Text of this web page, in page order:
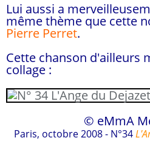
Lui aussi a
même thème que cette
Pierre Perret.
Cette chanson d'ailleurs
collage :
© eMmA
Paris, octobre 2008 - N°34